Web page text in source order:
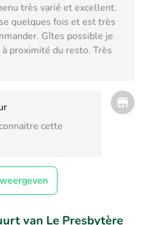
très varié et excellent.
quelques fois et est très
Gîtes possible je
proximité du resto. Très
cette
van Le Presbytère